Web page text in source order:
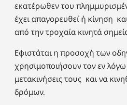
εκατέρωθεν του
έχει απαγορευθεί ή κίνηση
από την τροχαία κινητά
Εφιστάται η προσοχή των
χρησιμοποιήσουν τον εν
μετακινήσεις τους και να
δρόμων.